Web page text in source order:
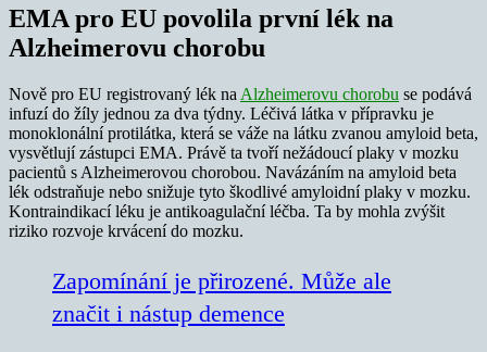
EMA pro EU povolila první lék na
Alzheimerovu chorobu
Nově pro EU registrovaný lék na Alzheimerovu chorobu se podává
infuzí do žíly jednou za dva týdny. Léčivá látka v přípravku je
monoklonální protilátka, která se váže na látku zvanou amyloid beta,
vysvětlují zástupci EMA. Právě ta tvoří nežádoucí plaky v mozku
pacientů s Alzheimerovou chorobou. Navázáním na amyloid beta
lék odstraňuje nebo snižuje tyto škodlivé amyloidní plaky v mozku.
Kontraindikací léku je antikoagulační léčba. Ta by mohla zvýšit
riziko rozvoje krvácení do mozku.
Zapomínání je přirozené. Může ale
značit i nástup demence